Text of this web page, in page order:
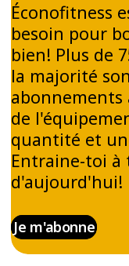
Éconofitness
besoin pour
bien! Plus de
la majorité
abonnements
de
quantité et
Entraine-toi
d'aujourd'hui!
Je m'abonne